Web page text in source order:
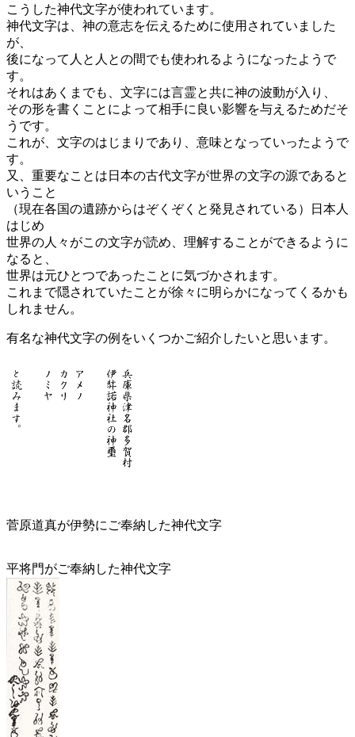
こうした神代文字が使われています。
神代文字は、神の意志を伝えるために使用されていました
が、
後になって人と人との間でも使われるようになったようで
す。
それはあくまでも、文字には言霊と共に神の波動が入り、
その形を書くことによって相手に良い影響を与えるためだそ
うです。
これが、文字のはじまりであり、意味となっていったようで
す。
又、重要なことは日本の古代文字が世界の文字の源であると
いうこと
（現在各国の遺跡からはぞくぞくと発見されている）日本人
はじめ
世界の人々がこの文字が読め、理解することができるように
なると、
世界は元ひとつであったことに気づかされます。
これまで隠されていたことが徐々に明らかになってくるかも
しれません。
有名な神代文字の例をいくつかご紹介したいと思います。
菅原道真が伊勢にご奉納した神代文字
平将門がご奉納した神代文字